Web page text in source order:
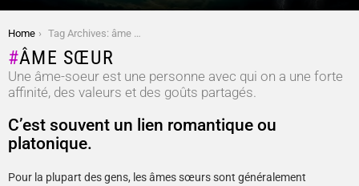
You are here:
Home Tag Archives: âme sœur
ÂME SŒUR
Une âme-soeur est une personne avec qui on a une forte
affinité, des valeurs et des goûts partagés.
C’est souvent un lien romantique ou
platonique.
Pour la plupart des gens, les âmes sœurs sont généralement